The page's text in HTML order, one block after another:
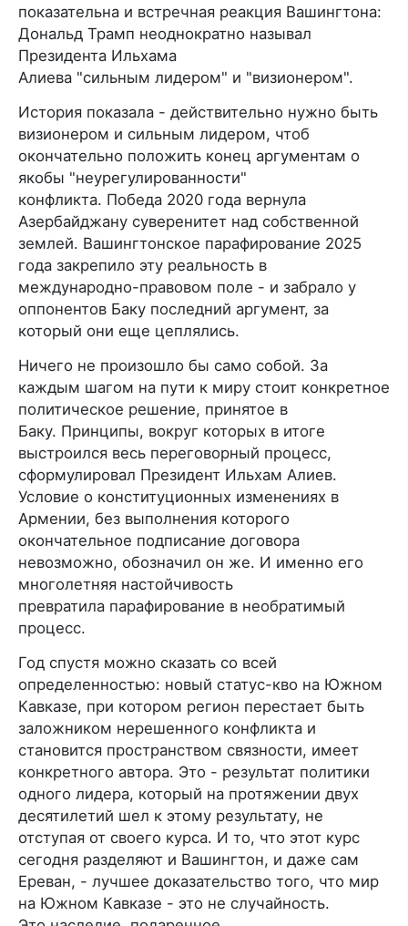
показательна и встречная реакция Вашингтона:
Дональд Трамп неоднократно называл
Президента Ильхама
Алиева "сильным лидером" и "визионером".
История показала - действительно нужно быть
визионером и сильным лидером, чтоб
окончательно положить конец аргументам о
якобы "неурегулированности"
конфликта. Победа 2020 года вернула
Азербайджану суверенитет над собственной
землей. Вашингтонское парафирование 2025
года закрепило эту реальность в
международно-правовом поле - и забрало у
оппонентов Баку последний аргумент, за
который они еще цеплялись.
Ничего не произошло бы само собой. За
каждым шагом на пути к миру стоит конкретное
политическое решение, принятое в
Баку. Принципы, вокруг которых в итоге
выстроился весь переговорный процесс,
сформулировал Президент Ильхам Алиев.
Условие о конституционных изменениях в
Армении, без выполнения которого
окончательное подписание договора
невозможно, обозначил он же. И именно его
многолетняя настойчивость
превратила парафирование в необратимый
процесс.
Год спустя можно сказать со всей
определенностью: новый статус-кво на Южном
Кавказе, при котором регион перестает быть
заложником нерешенного конфликта и
становится пространством связности, имеет
конкретного автора. Это - результат политики
одного лидера, который на протяжении двух
десятилетий шел к этому результату, не
отступая от своего курса. И то, что этот курс
сегодня разделяют и Вашингтон, и даже сам
Ереван, - лучшее доказательство того, что мир
на Южном Кавказе - это не случайность.